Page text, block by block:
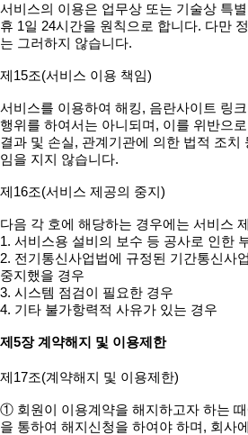
서비스의 이용은 업무상 또는 기술상 특
휴 1일 24시간을 원칙으로 합니다. 다만
는 그러하지 않습니다.
제15조(서비스 이용 책임)
서비스를 이용하여 해킹, 음란사이트 링
행위를 하여서는 아니되며, 이를 위반으
결과 및 손실, 관계기관에 의한 법적 조치
임을 지지 않습니다.
제16조(서비스 제공의 중지)
다음 각 호에 해당하는 경우에는 서비스
1. 서비스용 설비의 보수 등 공사로 인한
2. 전기통신사업법에 규정된 기간통신사
중지했을 경우
3. 시스템 점검이 필요한 경우
4. 기타 불가항력적 사유가 있는 경우
제5장 계약해지 및 이용제한
제17조(계약해지 및 이용제한)
① 회원이 이용계약을 해지하고자 하는
을 통하여 해지신청을 하여야 하며, 회사